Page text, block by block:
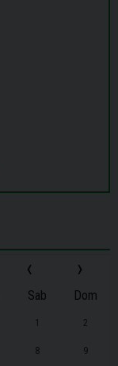
‹ ›
Sab Dom
1 2
8 9